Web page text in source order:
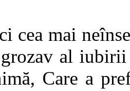
cea mai
al
Care a